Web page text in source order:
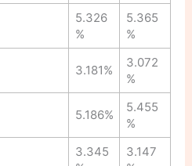
5.326
%
5.365
%
3.181%
3.072
%
5.186%
5.455
%
3.345
3.147